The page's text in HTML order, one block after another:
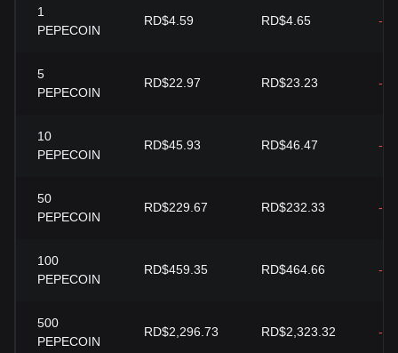
1
PEPECOIN
RD$4.59 RD$4.65 -
5
PEPECOIN
RD$22.97 RD$23.23 -
10
PEPECOIN
RD$45.93 RD$46.47 -
50
PEPECOIN
RD$229.67 RD$232.33 -
100
PEPECOIN
RD$459.35 RD$464.66 -
500
PEPECOIN
RD$2,296.73 RD$2,323.32 -